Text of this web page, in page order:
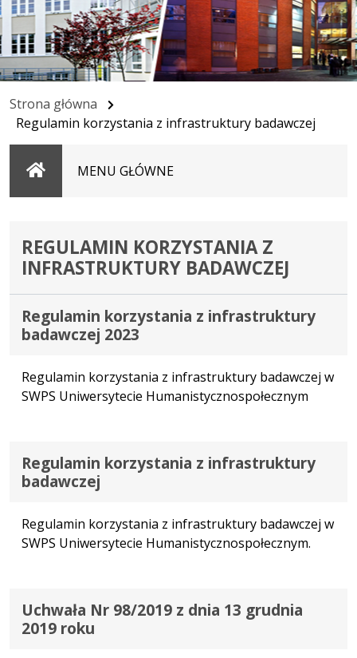
Strona główna
Regulamin korzystania z infrastruktury badawczej
StronaMENU GŁÓWNE
REGULAMIN KORZYSTANIA Z
INFRASTRUKTURY BADAWCZEJ
Regulamin korzystania z infrastruktury
badawczej 2023
Regulamin korzystania z infrastruktury badawczej w
SWPS Uniwersytecie Humanistycznospołecznym
Regulamin korzystania z infrastruktury
badawczej
Regulamin korzystania z infrastruktury badawczej w
SWPS Uniwersytecie Humanistycznospołecznym.
Uchwała Nr 98/2019 z dnia 13 grudnia
2019 roku